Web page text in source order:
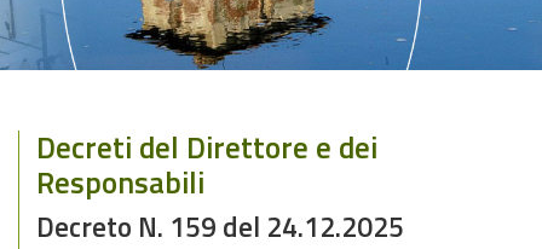
Decreti del Direttore e dei
Responsabili
Decreto N. 159 del 24.12.2025